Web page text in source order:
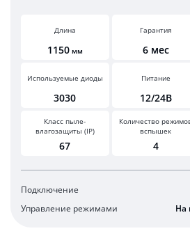
Длина
1150 мм
Гарантия
6 мес
Используемые диоды
3030
Питание
12/24В
Класс пыле-
влагозащиты (IP)
67
Количество
вспышек
4
Подключение
Управление режимами
На